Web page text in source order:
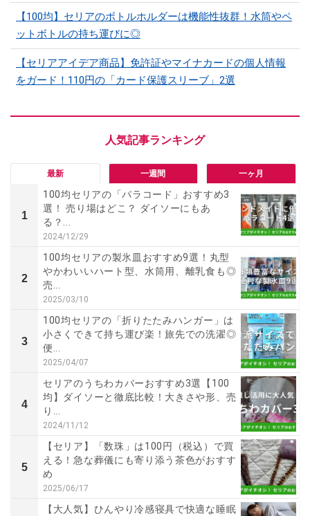
【100均】セリアのボトルホルダーは機能性抜群！水筒やペ
ットボトルの持ち運びに◎
【セリアアイデア商品】免許証やマイナカードの個人情報
をガード！110円の「カード保護スリーブ」2選
最新 一週間 一ヶ月
1
100均セリアの「パラコード」おすすめ3
選！ 売り場はどこ？ ダイソーにもあ
る？...
2024/12/29
2
100均セリアの製氷皿おすすめ9選！丸型
やかわいいハート型、水筒用、離乳食も◎
売...
2025/03/10
3
100均セリアの「折りたたみハンガー」は
小さくできて持ち運び楽！旅先での洗濯◎
便...
2025/04/07
4
セリアのうちわカバーおすすめ3選【100
均】ダイソーと徹底比較！大きさや形、売
り...
2024/11/12
5
【セリア】「数珠」は100円（税込）で買
える！急な葬儀にも寄り添う茶色がおすす
め
2025/06/17
【大人気】ひんやり冷感寝具で快適な睡眠